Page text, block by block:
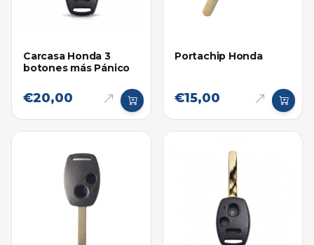
Carcasa Honda 3
botones más Pánico
€20,00
Portachip Honda
€15,00